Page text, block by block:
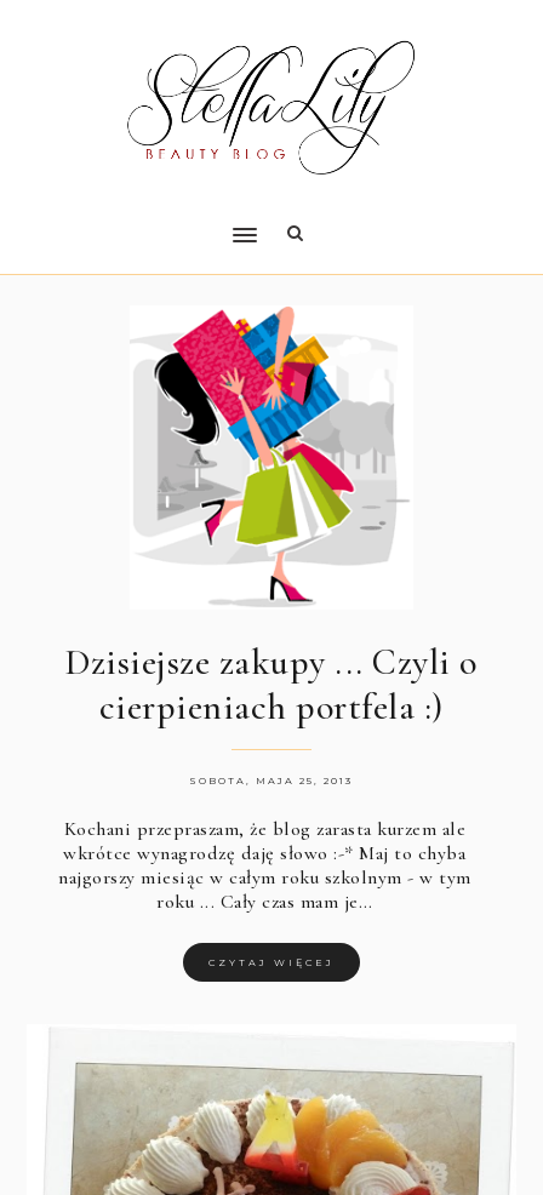
Dzisiejsze zakupy ... Czyli o
cierpieniach portfela :)
SOBOTA, MAJA 25, 2013
Kochani przepraszam, że blog zarasta kurzem ale
wkrótce wynagrodzę daję słowo :-* Maj to chyba
najgorszy miesiąc w całym roku szkolnym - w tym
roku ... Cały czas mam je…
CZYTAJ WIĘCEJ